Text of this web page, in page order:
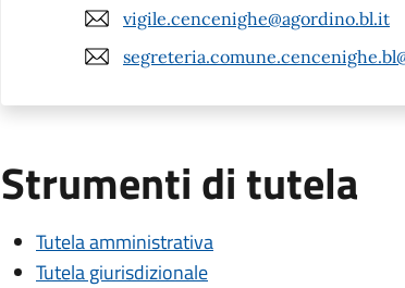
vigile.cencenighe@agordino.bl.it
Strumenti di tutela
Tutela amministrativa
Tutela giurisdizionale